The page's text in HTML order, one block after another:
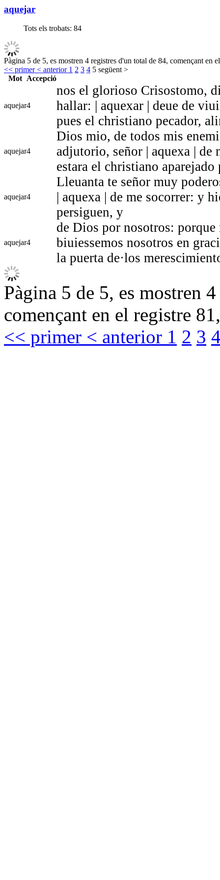
aquejar
Tots els trobats: 84
Pàgina 5 de 5, es mostren 4 registres d'un total de 84, començant en
<< primer< anterior 1 2 3 4 5 següent >
Mot Accepció
aquejar4
nos el glorioso Crisostomo,
hallar: | aquexar | deue de
pues el christiano pecador,
aquejar4
Dios mio, de todos mis
adjutorio, señor | aquexa | de
estara el christiano aparejado
aquejar4
Lleuanta te señor muy
| aquexa | de me socorrer: y
persiguen, y
aquejar4
de Dios por nosotros:
biuiessemos nosotros en
la puerta de·los
Pàgina 5 de 5, es mostren
començant en el registre
<< primer < anterior 1 2 3